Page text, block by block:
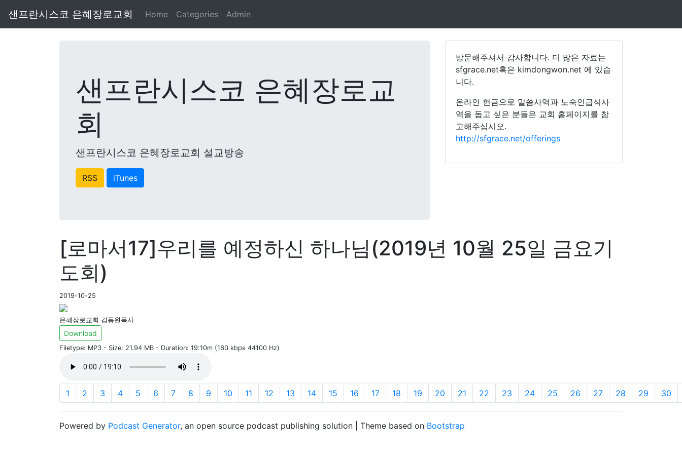
샌프란시스코 은혜장로교회 Home Categories Admin
샌프란시스코 은혜장로교
회
샌프란시스코 은혜장로교회 설교방송
RSS iTunes
방문해주셔서 감사합니다. 더 많은 자료는
sfgrace.net혹은 kimdongwon.net 에 있습
니다.
온라인 헌금으로 말씀사역과 노숙인급식사
역을 돕고 싶은 분들은 교회 홈페이지를 참
고해주십시오.
http://sfgrace.net/offerings
[로마서17]우리를 예정하신 하나님(2019년 10월 25일 금요기
도회)
2019-10-25
은혜장로교회 김동원목사
Download
Filetype: MP3 - Size: 21.94 MB - Duration: 19:10m (160 kbps 44100 Hz)
1 2 3 4 5 6 7 8 9 10 11 12 13 14 15 16 17 18 19 20 21 22 23 24 25 26 27 28 29 30
Powered by Podcast Generator, an open source podcast publishing solution | Theme based on Bootstrap